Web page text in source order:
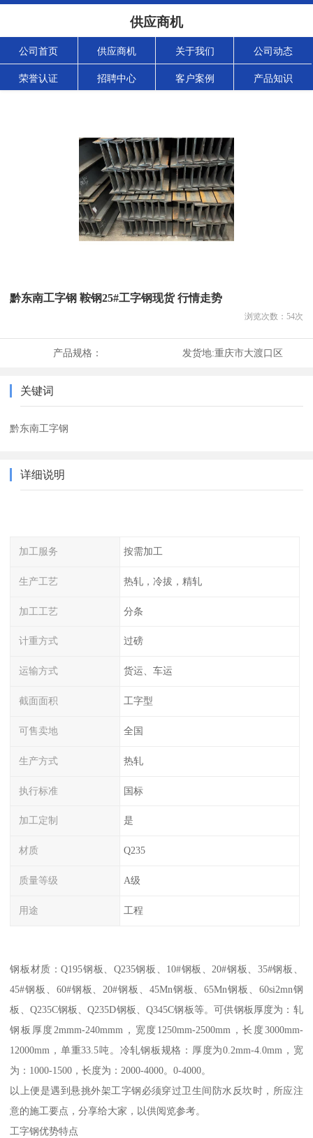
供应商机
公司首页 供应商机 关于我们 公司动态
荣誉认证 招聘中心 客户案例 产品知识
黔东南工字钢 鞍钢25#工字钢现货 行情走势
浏览次数： 54次
产品规格： 发货地:重庆市大渡口区
关键词
黔东南工字钢
详细说明
加工服务 按需加工
生产工艺 热轧，冷拔，精轧
加工工艺 分条
计重方式 过磅
运输方式 货运、车运
截面面积 工字型
可售卖地 全国
生产方式 热轧
执行标准 国标
加工定制 是
材质 Q235
质量等级 A级
用途 工程
钢板材质：Q195钢板、Q235钢板、10#钢板、20#钢板、35#钢板、
45#钢板、60#钢板、20#钢板、45Mn钢板、65Mn钢板、60si2mn钢
板、Q235C钢板、Q235D钢板、Q345C钢板等。可供钢板厚度为：轧
钢板厚度2mmm-240mmm，宽度1250mm-2500mm，长度3000mm-
12000mm，单重33.5吨。冷轧钢板规格：厚度为0.2mm-4.0mm，宽
为：1000-1500，长度为：2000-4000。0-4000。
以上便是遇到悬挑外架工字钢必须穿过卫生间防水反坎时，所应注
意的施工要点，分享给大家，以供阅览参考。
工字钢优势特点